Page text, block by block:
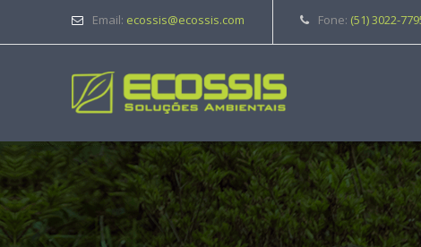
Email: ecossis@ecossis.com Fone: (51) 3022-